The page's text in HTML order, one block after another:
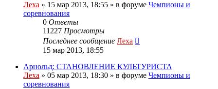
Леха » 15 мар 2013, 18:55 » в форуме Чемпионы и
соревнования
0 Ответы
11227 Просмотры
Последнее сообщение Леха
15 мар 2013, 18:55
Арнольд: СТАНОВЛЕНИЕ КУЛЬТУРИСТА
Леха » 05 мар 2013, 18:30 » в форуме Чемпионы и
соревнования